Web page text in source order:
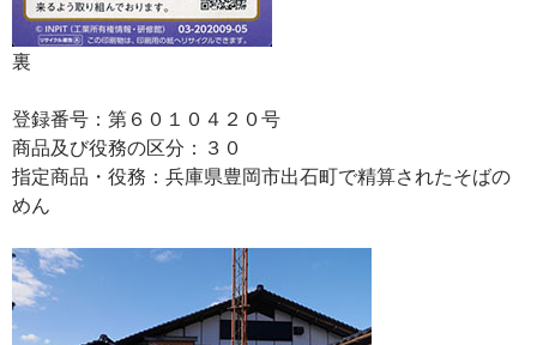
裏
登録番号：第６０１０４２０号
商品及び役務の区分：３０
指定商品・役務：兵庫県豊岡市出石町で精算されたそばの
めん